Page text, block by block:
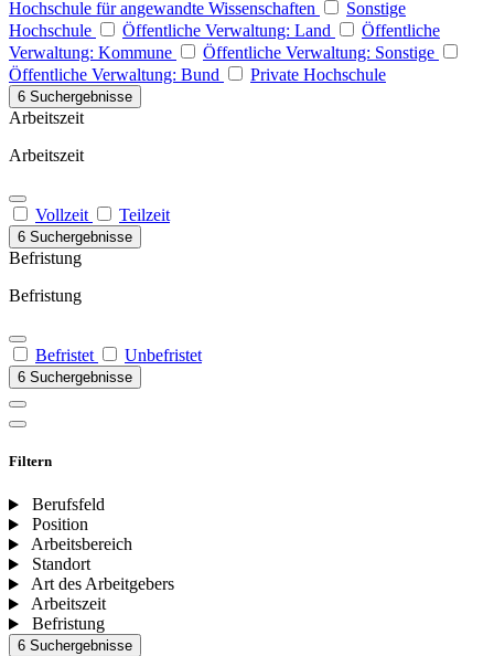
Hochschule für angewandte Wissenschaften
Sonstige
Hochschule
Öffentliche Verwaltung: Land
Öffentliche
Verwaltung: Kommune
Öffentliche Verwaltung: Sonstige
Öffentliche Verwaltung: Bund
Private Hochschule
6 Suchergebnisse
Arbeitszeit
Arbeitszeit
Vollzeit Teilzeit
6 Suchergebnisse
Befristung
Befristung
Befristet Unbefristet
6 Suchergebnisse
Filtern
Berufsfeld
Position
Arbeitsbereich
Standort
Art des Arbeitgebers
Arbeitszeit
Befristung
6 Suchergebnisse